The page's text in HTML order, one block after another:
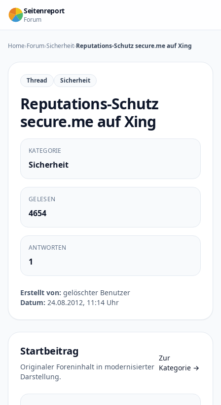
Zum Inhalt springen
Seitenreport
Forum
Home›Forum›Sicherheit›Reputations-Schutz secure.me auf Xing
Thread Sicherheit
Reputations-Schutz
secure.me auf Xing
KATEGORIE
Sicherheit
GELESEN
4654
ANTWORTEN
1
Erstellt von: gelöschter Benutzer
Datum: 24.08.2012, 11:14 Uhr
Startbeitrag
Originaler Foreninhalt in modernisierter
Darstellung.
Zur
Kategorie →